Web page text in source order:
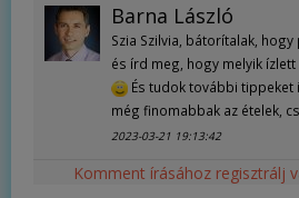
Barna László
Szia Szilvia, bátorítalak,
és írd meg, hogy melyik ízlett
És tudok további tippeket
még finomabbak az ételek,
2023-03-21 19:13:42
Komment írásához regisztrálj